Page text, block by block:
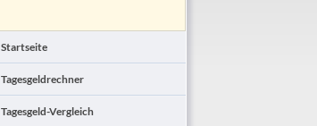
Startseite
Tagesgeldrechner
Tagesgeld-Vergleich